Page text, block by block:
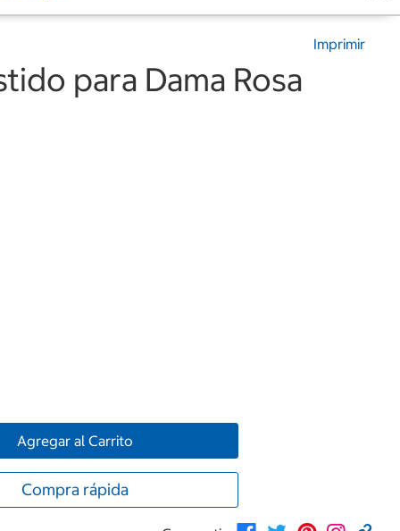
Imprimir
para Dama Rosa
Agregar al Carrito
Compra rápida